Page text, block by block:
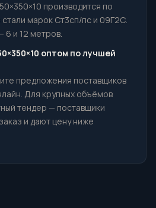
производится по
марок Ст3сп/пс и 09Г2С.
6 и 12 метров.
оптом по лучшей
предложения поставщиков
Для крупных объёмов
тендер — поставщики
и дают цену ниже